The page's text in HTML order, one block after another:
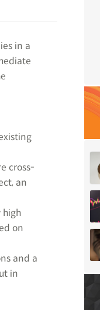
in a
cross-
an
high
on
and a
in